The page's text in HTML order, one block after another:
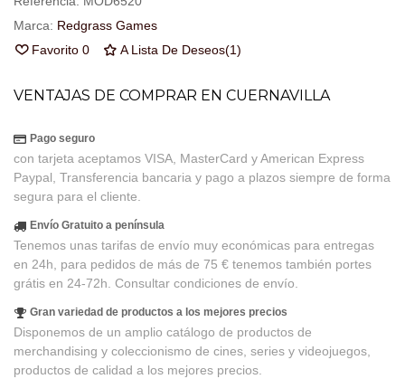
Marca: Redgrass Games
Favorito 0 A Lista De Deseos(1)
VENTAJAS DE COMPRAR EN CUERNAVILLA
Pago seguro
con tarjeta aceptamos VISA, MasterCard y American Express
Paypal, Transferencia bancaria y pago a plazos siempre de forma
segura para el cliente.
Envío Gratuito a península
Tenemos unas tarifas de envío muy económicas para entregas
en 24h, para pedidos de más de 75 € tenemos también portes
grátis en 24-72h. Consultar condiciones de envío.
Gran variedad de productos a los mejores precios
Disponemos de un amplio catálogo de productos de
merchandising y coleccionismo de cines, series y videojuegos,
productos de calidad a los mejores precios.